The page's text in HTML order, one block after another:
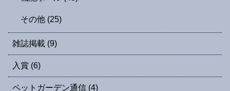
その他 (25)
雑誌掲載 (9)
入賞 (6)
ペットガーデン通信 (4)